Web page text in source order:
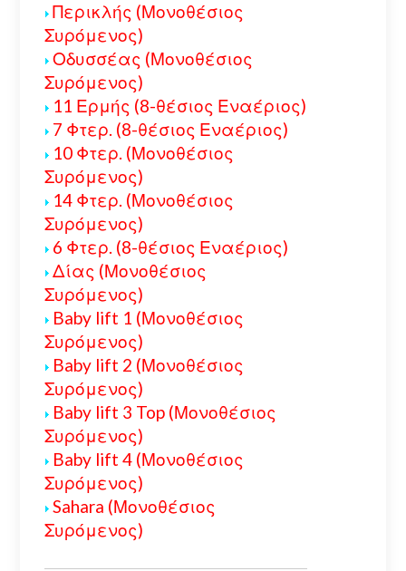
Περικλής (Μονοθέσιος
Συρόμενος)
Οδυσσέας (Μονοθέσιος
Συρόμενος)
11 Ερμής (8-θέσιος Εναέριος)
7 Φτερ. (8-θέσιος Εναέριος)
10 Φτερ. (Μονοθέσιος
Συρόμενος)
14 Φτερ. (Μονοθέσιος
Συρόμενος)
6 Φτερ. (8-θέσιος Εναέριος)
Δίας (Μονοθέσιος
Συρόμενος)
Baby lift 1 (Μονοθέσιος
Συρόμενος)
Baby lift 2 (Μονοθέσιος
Συρόμενος)
Baby lift 3 Top (Μονοθέσιος
Συρόμενος)
Baby lift 4 (Μονοθέσιος
Συρόμενος)
Sahara (Μονοθέσιος
Συρόμενος)